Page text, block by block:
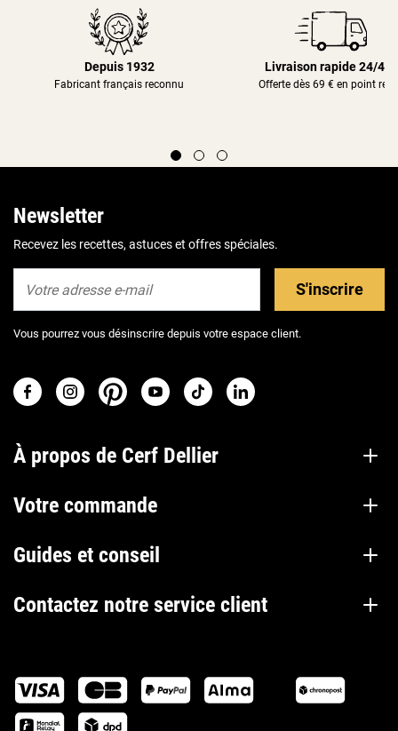
Depuis 1932
Fabricant français reconnu
Livraison rapide 24/48h
Offerte dès 69 € en point
Newsletter
Recevez les recettes, astuces et offres spéciales.
S'inscrire
Vous pourrez vous désinscrire depuis votre espace client.
À propos de Cerf Dellier
Votre commande
Guides et conseil
Contactez notre service client